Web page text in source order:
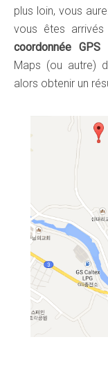
plus loin, vous
vous êtes
coordonnée GPS
Maps (ou autre)
alors obtenir un